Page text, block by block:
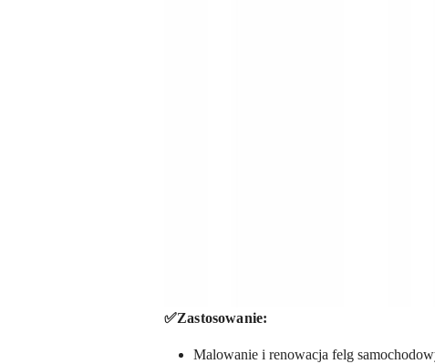
✅Zastosowanie:
Malowanie i renowacja felg